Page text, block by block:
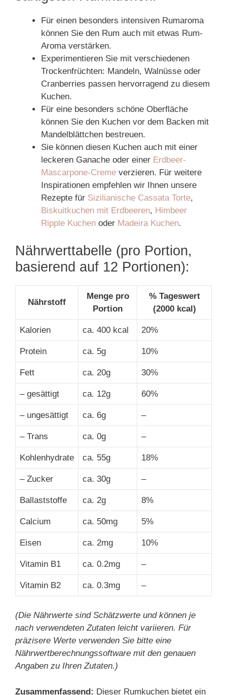
Für einen besonders intensiven Rumaroma
können Sie den Rum auch mit etwas Rum-
Aroma verstärken.
Experimentieren Sie mit verschiedenen
Trockenfrüchten: Mandeln, Walnüsse oder
Cranberries passen hervorragend zu diesem
Kuchen.
Für eine besonders schöne Oberfläche
können Sie den Kuchen vor dem Backen mit
Mandelblättchen bestreuen.
Sie können diesen Kuchen auch mit einer
leckeren Ganache oder einer Erdbeer-
Mascarpone-Creme verzieren. Für weitere
Inspirationen empfehlen wir Ihnen unsere
Rezepte für Sizilianische Cassata Torte,
Biskuitkuchen mit Erdbeeren, Himbeer
Ripple Kuchen oder Madeira Kuchen.
Nährwerttabelle (pro Portion,
basierend auf 12 Portionen):
Nährstoff
Menge pro
Portion
% Tageswert
(2000 kcal)
Kalorien ca. 400 kcal 20%
Protein ca. 5g 10%
Fett ca. 20g 30%
– gesättigt ca. 12g 60%
– ungesättigt ca. 6g –
– Trans ca. 0g –
Kohlenhydrate ca. 55g 18%
– Zucker ca. 30g –
Ballaststoffe ca. 2g 8%
Calcium ca. 50mg 5%
Eisen ca. 2mg 10%
Vitamin B1 ca. 0.2mg –
Vitamin B2 ca. 0.3mg –
(Die Nährwerte sind Schätzwerte und können je
nach verwendeten Zutaten leicht variieren. Für
präzisere Werte verwenden Sie bitte eine
Nährwertberechnungssoftware mit den genauen
Angaben zu Ihren Zutaten.)
Zusammenfassend: Dieser Rumkuchen bietet ein